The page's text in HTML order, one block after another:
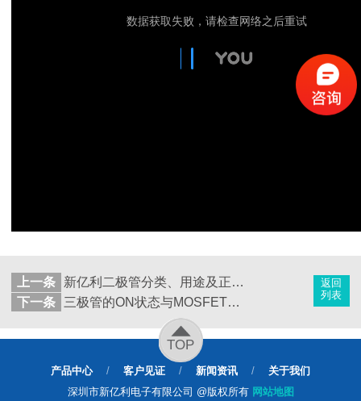
返回
列表
上一条
新亿利二极管分类、用途及正负引脚的判断
下一条
三极管的ON状态与MOSFET区别
TOP
产品中心 / 客户见证 / 新闻资讯 /
关于我们
深圳市新亿利电子有限公司 @版权所有 网站地图